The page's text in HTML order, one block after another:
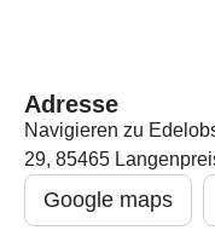
Adresse
Navigieren zu
29, 85465
Google maps